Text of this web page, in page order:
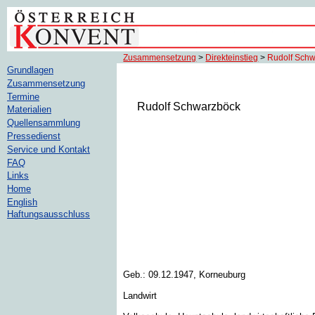
Zusammensetzung > Direkteinstieg > Rudolf
Rudolf Schwarzböck
Geb.: 09.12.1947, Korneuburg
Landwirt
Grundlagen
Zusammensetzung
Termine
Materialien
Quellensammlung
Pressedienst
Service und Kontakt
FAQ
Links
Home
English
Haftungsausschluss